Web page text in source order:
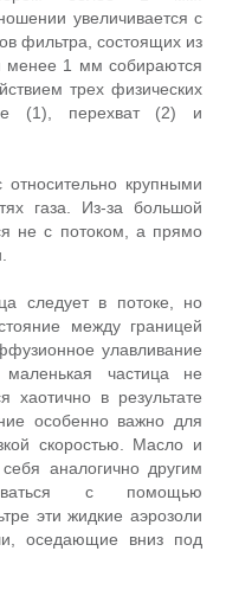
увеличивается с
фильтра, состоящих из
менее 1 мм собираются
трех физических
(1), перехват (2) и
крупными
газа. Из-за большой
не с потоком, а прямо
следует в потоке, но
между границей
улавливание
маленькая частица не
хаотично в результате
особенно важно для
скоростью. Масло и
аналогично другим
с помощью
эти жидкие аэрозоли
оседающие вниз под